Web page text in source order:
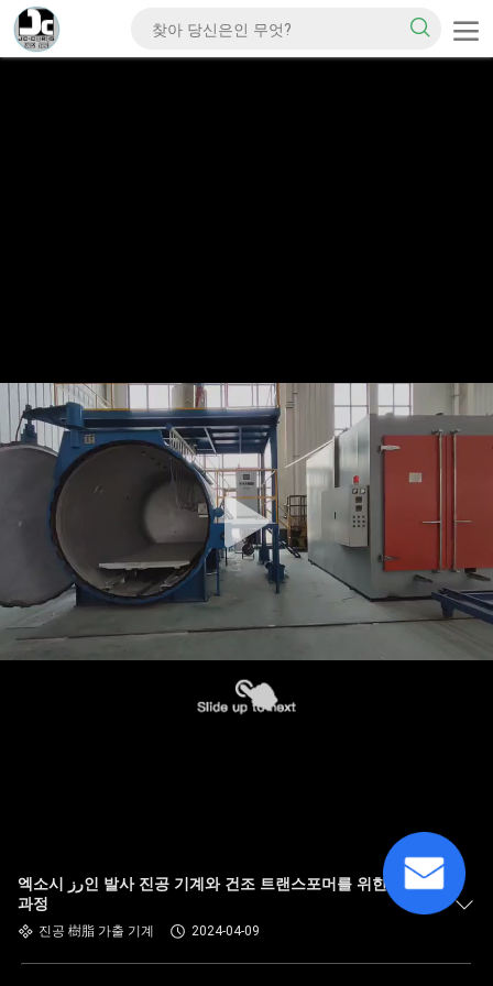
엑소시 رز인 발사 진공 기계와 건조 트랜스포머를 위한 발사
과정
진공 樹脂 가출 기계 2024-04-09